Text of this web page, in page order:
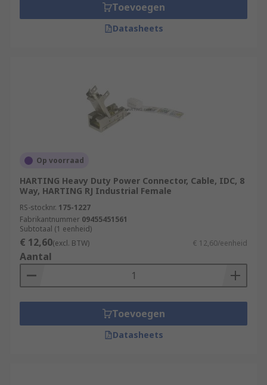
Toevoegen
Datasheets
Op voorraad
HARTING Heavy Duty Power Connector, Cable, IDC, 8
Way, HARTING RJ Industrial Female
RS-stocknr. 175-1227
Fabrikantnummer 09455451561
Subtotaal (1 eenheid)
€ 12,60(excl. BTW) € 12,60/eenheid
Aantal
Toevoegen
Datasheets